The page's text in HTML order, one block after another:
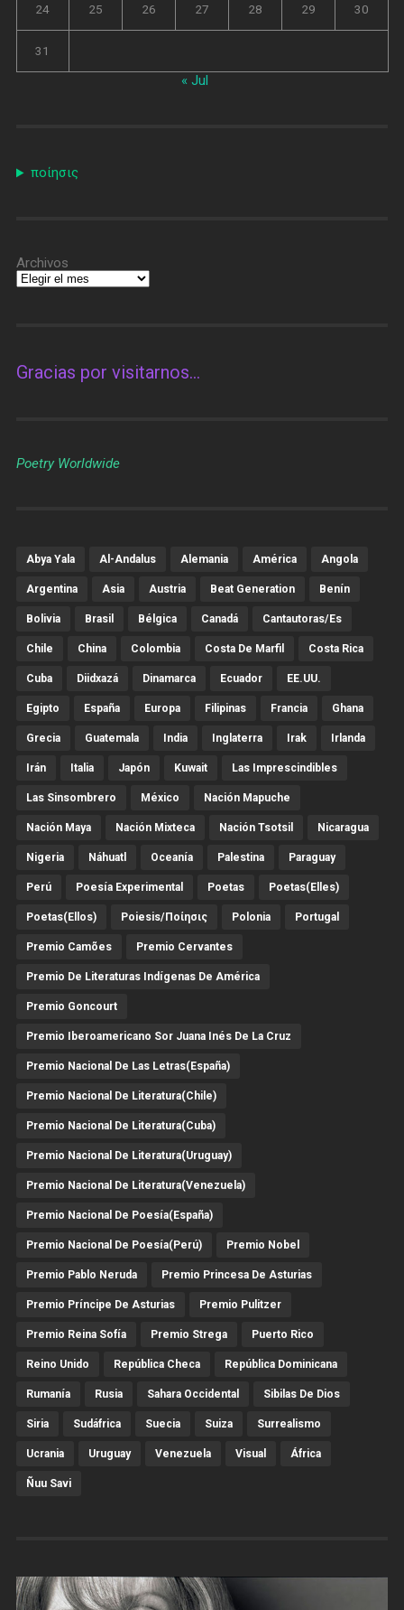
24 25 26 27 28 29 30
31
« Jul
ποίησις
Archivos
Gracias por visitarnos…
Poetry Worldwide
Abya Yala Al-Andalus Alemania América Angola
Argentina Asia Austria Beat Generation Benín
Bolivia Brasil Bélgica Canadá Cantautoras/es
Chile China Colombia Costa De Marfil Costa Rica
Cuba Diidxazá Dinamarca Ecuador EE.UU.
Egipto España Europa Filipinas Francia Ghana
Grecia Guatemala India Inglaterra Irak Irlanda
Irán Italia Japón Kuwait Las Imprescindibles
Las Sinsombrero México Nación Mapuche
Nación Maya Nación Mixteca Nación Tsotsil Nicaragua
Nigeria Náhuatl Oceanía Palestina Paraguay
Perú Poesía Experimental Poetas Poetas(Elles)
Poetas(Ellos) Poiesis/ποίησις Polonia Portugal
Premio Camões Premio Cervantes
Premio De Literaturas Indígenas De América
Premio Goncourt
Premio Iberoamericano Sor Juana Inés De La Cruz
Premio Nacional De Las Letras(España)
Premio Nacional De Literatura(Chile)
Premio Nacional De Literatura(Cuba)
Premio Nacional De Literatura(Uruguay)
Premio Nacional De Literatura(Venezuela)
Premio Nacional De Poesía(España)
Premio Nacional De Poesía(Perú) Premio Nobel
Premio Pablo Neruda Premio Princesa De Asturias
Premio Príncipe De Asturias Premio Pulitzer
Premio Reina Sofía Premio Strega Puerto Rico
Reino Unido República Checa República Dominicana
Rumanía Rusia Sahara Occidental Sibilas De Dios
Siria Sudáfrica Suecia Suiza Surrealismo
Ucrania Uruguay Venezuela Visual África
Ñuu Savi